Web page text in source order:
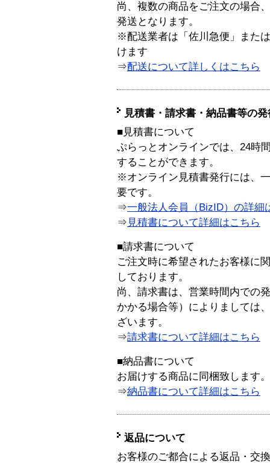
尚、複数の商品をご注文の場合
発送となります。
※配送業者は「佐川急便」また
けます
⇒配送について詳しくはこちら
見積書・請求書・納品書等の
■見積書について
ぷらっとオンラインでは、24時
することができます。
※オンライン見積書発行には、
要です。
⇒一般法人会員（BizID）の詳細
⇒ 見積書について詳細はこちら
■請求書について
ご注文時に希望されたお客様に
しております。
尚、請求書は、営業時間内での
かかる場合等）によりましては
ざいます。
⇒請求書について詳細はこちら
■納品書について
お届けする商品に同梱致します。
⇒納品書について詳細はこちら
返品について
お客様のご都合による返品・交